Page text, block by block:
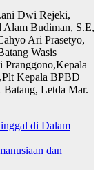
Dwi Rejeki,
Budiman, S.E,
Ari Prasetyo,
Wasis
Kepala BPBD
Letda Mar.
di Dalam
dan